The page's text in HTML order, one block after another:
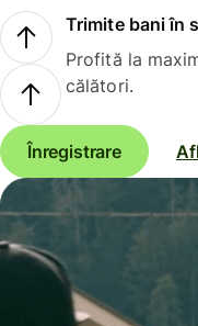
Trimite bani în
Profită la
călători.
Înregistrare